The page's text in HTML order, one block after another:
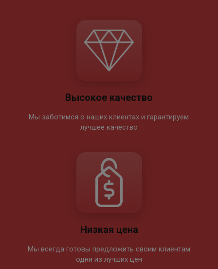
Высокое качество
Мы заботимся о наших клиентах и гарантируем
лучшее качество
Низкая цена
Мы всегда готовы предложить своим клиентам
одни из лучших цен